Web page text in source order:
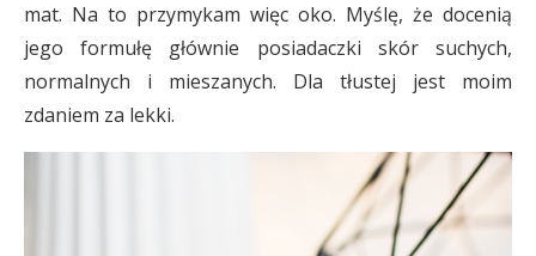
mat. Na to przymykam więc oko. Myślę, że docenią
jego formułę głównie posiadaczki skór suchych,
normalnych i mieszanych. Dla tłustej jest moim
zdaniem za lekki.